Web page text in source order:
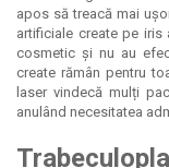
apos să treacă mai
artificiale create pe iris
cosmetic și nu au
create rămân pentru
laser vindecă mulți
anulând necesitatea